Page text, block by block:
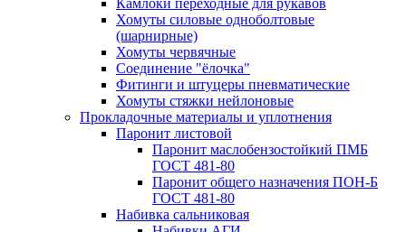
Камлоки переходные для рукавов
Хомуты силовые одноболтовые
(шарнирные)
Хомуты червячные
Соединение "ёлочка"
Фитинги и штуцеры пневматические
Хомуты стяжки нейлоновые
Прокладочные материалы и уплотнения
Паронит листовой
Паронит маслобензостойкий ПМБ
ГОСТ 481-80
Паронит общего назначения ПОН-Б
ГОСТ 481-80
Набивка сальниковая